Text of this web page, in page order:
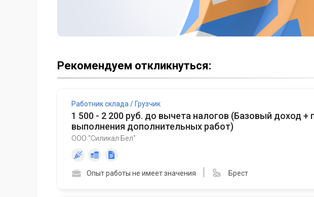
Рекомендуем откликнуться:
Работник склада / Грузчик
1 500 - 2 200 руб. до вычета налогов (Базовый доход +
выполнения дополнительных работ)
ООО "Силикал Бел"
Опыт работы не имеет значения Брест